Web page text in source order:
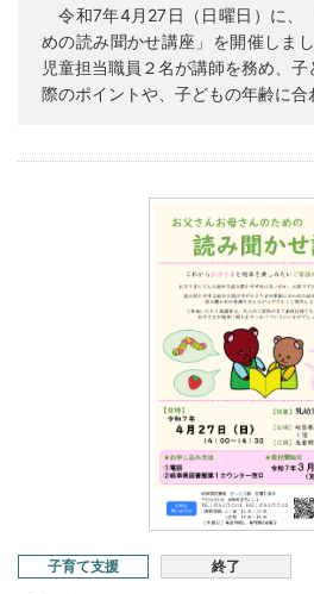
令和7年4月27日（日曜日）に、
めの読み聞かせ講座」を開催し
児童担当職員２名が講師を務め、
際のポイントや、子どもの年齢に合
子育て支援 終了